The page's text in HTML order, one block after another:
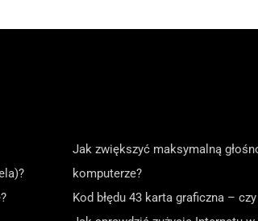
Jak zwiększyć maksymalną
komputerze?
Kod błędu 43 karta graficzna –